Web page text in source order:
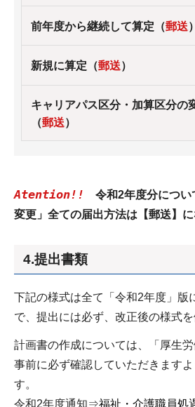
前年度から継続して算定（郵送）
新規に算定（郵送）
キャリアパス区分・加算区分の
（郵送）
Atention!!
令和2年度分につい
変更」全ての届出方法は【郵送】に
4.提出書類
下記の様式は全て「令和2年度」版
で、提出には必ず、改正後の様式を
計画書の作成については、「厚生
事前に必ず確認していただきます
す。
令和2年度通知⇒福祉・介護職員処